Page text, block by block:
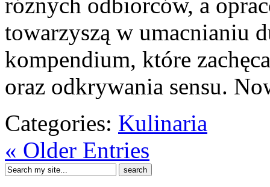
towarzyszą w umacnianiu
kompendium, które
oraz odkrywania sensu.
Categories: Kulinaria
« Older Entries